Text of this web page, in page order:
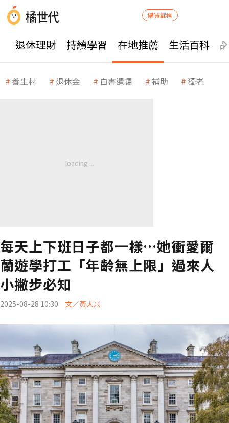
購買課程
退休理財 持續學習 在地推薦 生活百科
養生村 退休金 自書遺囑 補助 獨老
每天上下班日子都一樣…她衝愛爾
蘭遊學打工「年齡無上限」過來人
小撇步必知
2025-08-28 10:30 文／黃大米